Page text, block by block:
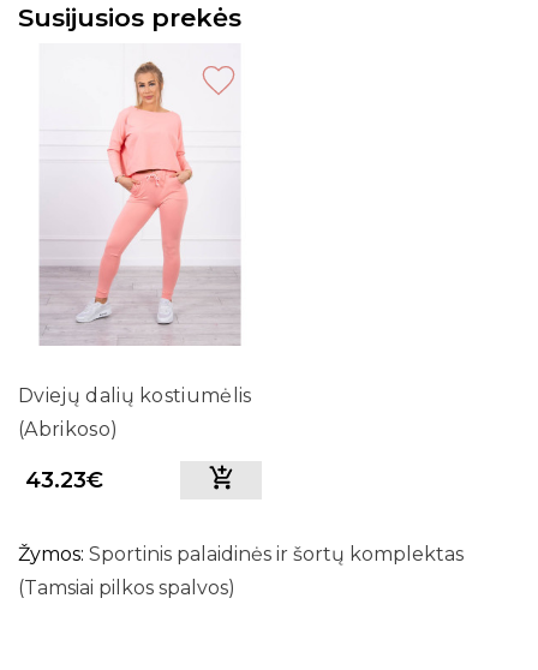
Susijusios prekės
Dviejų dalių kostiumėlis
(Abrikoso)
43.23€
Žymos: Sportinis palaidinės ir šortų komplektas
(Tamsiai pilkos spalvos)